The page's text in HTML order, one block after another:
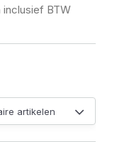
inclusief BTW